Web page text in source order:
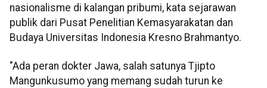
nasionalisme di kalangan pribumi, kata sejarawan
publik dari Pusat Penelitian Kemasyarakatan dan
Budaya Universitas Indonesia Kresno Brahmantyo.
"Ada peran dokter Jawa, salah satunya Tjipto
Mangunkusumo yang memang sudah turun ke